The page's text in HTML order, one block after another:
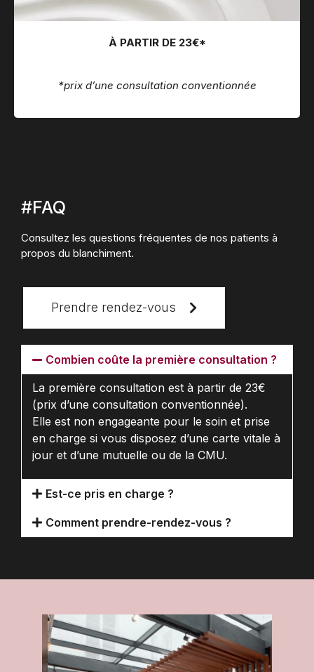
À PARTIR DE 23€*
*prix d’une consultation conventionnée
#FAQ
Consultez les questions fréquentes de nos patients à
propos du blanchiment.
Prendre rendez-vous
Combien coûte la première consultation ?
La première consultation est à partir de 23€
(prix d’une consultation conventionnée).
Elle est non engageante pour le soin et prise
en charge si vous disposez d’une carte vitale à
jour et d’une mutuelle ou de la CMU.
Est-ce pris en charge ?
Comment prendre-rendez-vous ?